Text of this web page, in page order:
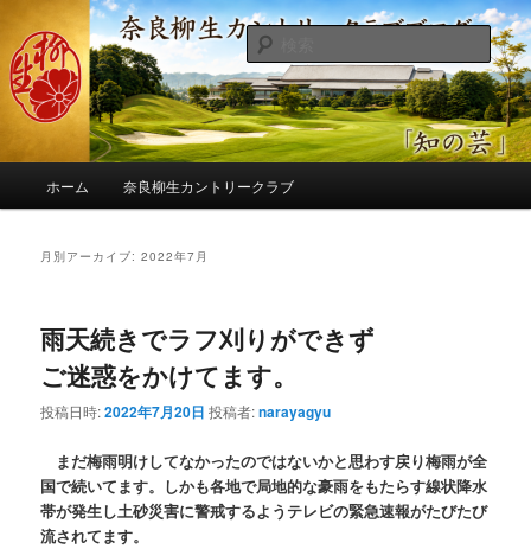
ン
コ
ン
へ
コ
ン
ツ
移
奈良柳生カントリークラブ総支配人
ブログ
季節の話題、クラブの出来事、コースの改修・更新作業、ゴルフに関する随
筆、喜怒哀楽などを気まぐれに発信します。
検
索
ホーム 奈良柳生カントリークラブ
月別アーカイブ:2022年7月
雨天続きでラフ刈りができず
ご迷惑をかけてます。
投稿日時:2022年7月20日 投稿者:narayagyu
まだ梅雨明けしてなかったのではないかと思わす戻り梅雨が全
国で続いてます。しかも各地で局地的な豪雨をもたらす線状降水
帯が発生し土砂災害に警戒するようテレビの緊急速報がたびたび
流されてます。